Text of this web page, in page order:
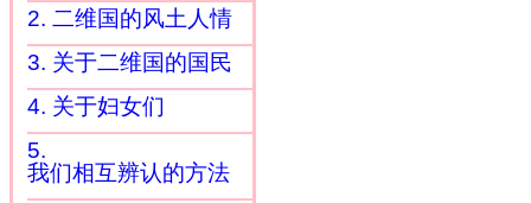
2. 二维国的风土人情
3. 关于二维国的国民
4. 关于妇女们
5.
我们相互辨认的方法